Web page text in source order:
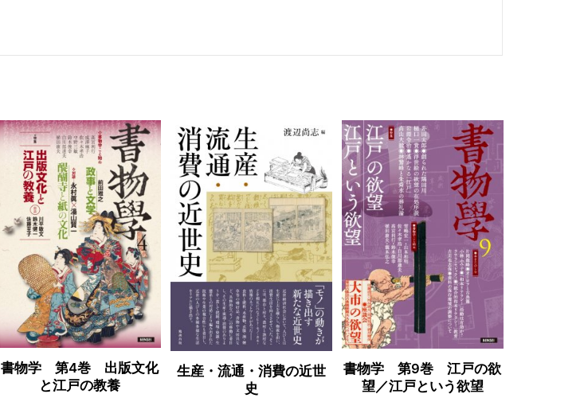
書物学 第4巻 出版文化
と江戸の教養
生産・流通・消費の近世
史
書物学 第9巻 江戸の欲
望／江戸という欲望